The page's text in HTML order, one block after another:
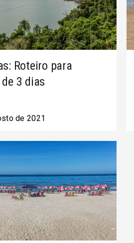
Roteiro para
3 dias
de 2021